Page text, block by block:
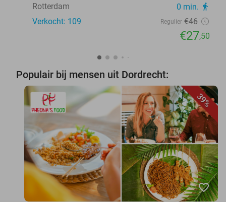
Rotterdam 0 min. directions_walk
Verkocht: 109 Regulier €46
€27,50
Populair bij mensen uit Dordrecht:
39%
favorite_border